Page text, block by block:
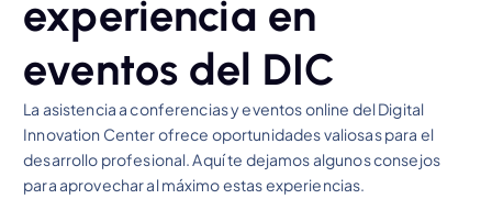
experiencia en
eventos del DIC
La asistencia a conferencias y eventos online del Digital
Innovation Center ofrece oportunidades valiosas para el
desarrollo profesional. Aquí te dejamos algunos consejos
para aprovechar al máximo estas experiencias.